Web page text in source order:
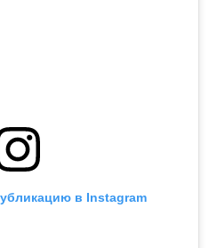
в Instagram